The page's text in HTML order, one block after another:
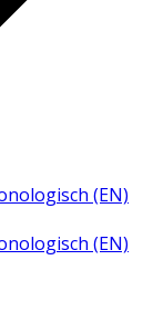
(EN)
(EN)